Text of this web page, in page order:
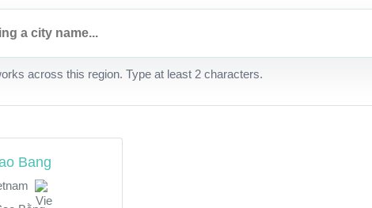
across this region. Type at least 2 characters.
Bang